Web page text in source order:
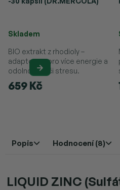
Skladem
659 Kč
BIO extrakt z rhodioly –
adaptogen pro více energie a
odolnost vůči stresu.
Popis Hodnocení (8)
LIQUID ZINC